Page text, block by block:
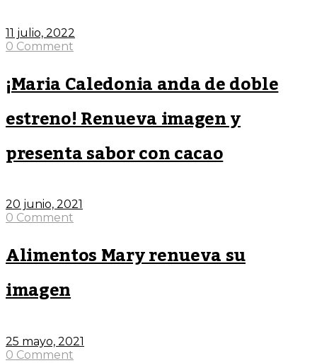
11 julio, 2022
0 Comment
¡Maria Caledonia anda de doble
estreno! Renueva imagen y
presenta sabor con cacao
20 junio, 2021
0 Comment
Alimentos Mary renueva su
imagen
25 mayo, 2021
0 Comment